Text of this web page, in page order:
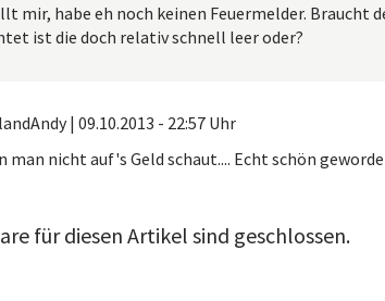
mir, habe eh noch keinen Feuermelder. Braucht
ist die doch relativ schnell leer oder?
| 09.10.2013 - 22:57 Uhr
man nicht auf's Geld schaut.... Echt schön
für diesen Artikel sind geschlossen.